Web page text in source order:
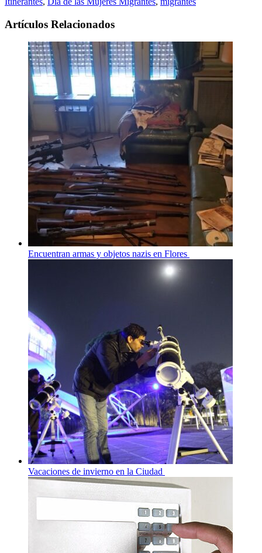
Artículos Relacionados
Encuentran armas y objetos nazis en Flores
Vacaciones de invierno en la Ciudad